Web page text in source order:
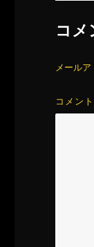
コメ
メールア
コメン